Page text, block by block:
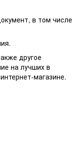
в том числе
другое
на лучших в
магазине.